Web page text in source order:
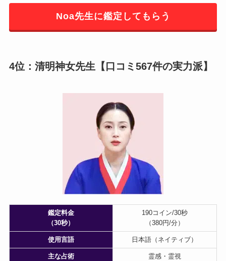
Noa先生に鑑定してもらう
4位：清明神女先生【口コミ567件の実力派】
鑑定料金
（30秒）
190コイン/30秒
（380円/分）
使用言語 日本語（ネイティブ）
主な占術 霊感・霊視